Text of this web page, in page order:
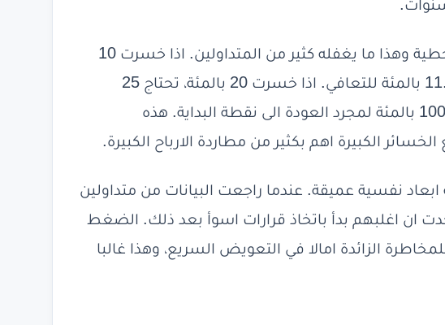
العلاقة بين السحب والتعافي غير خطية وهذا ما يغفله كثير من المتداولين. اذا خسرت 10
بالمئة من حسابك، تحتاج الى ربح 11.1 بالمئة للتعافي. اذا خسرت 20 بالمئة، تحتاج 25
بالمئة. اذا خسرت 50 بالمئة، تحتاج 100 بالمئة لمجرد العودة الى نقطة البداية. هذه
الكبيرة اهم بكثير من مطاردة الارباح الكبيرة.
نفسية عميقة. عندما راجعت البيانات من متداولين
30 بالمئة، وجدت ان اغلبهم بدأ باتخاذ قرارات اسوأ بعد ذلك. الضغط
الزائدة امالا في التعويض السريع، وهذا غالبا